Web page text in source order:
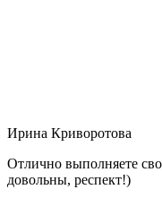
Ирина Криворотова
Отлично выполняете
довольны, респект!)